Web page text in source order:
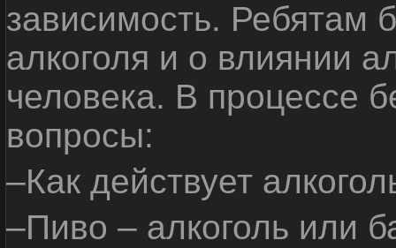
зависимость. Ребятам
алкоголя и о влиянии
человека. В процессе
вопросы:
–Как действует
–Пиво – алкоголь или